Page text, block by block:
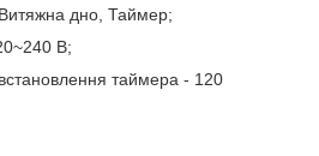
Витяжна дно, Таймер;
В;
таймера - 120